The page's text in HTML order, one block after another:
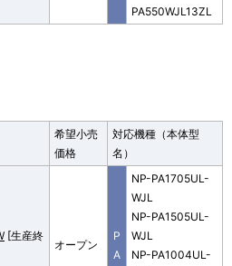
PA550WJL13ZL
希望小売
価格
対応機種（本体型
名）
[生産終
オープン
P
A
NP-PA1705UL-
WJL
NP-PA1505UL-
WJL
NP-PA1004UL-